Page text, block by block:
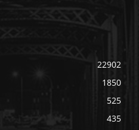
22902
1850
525
435